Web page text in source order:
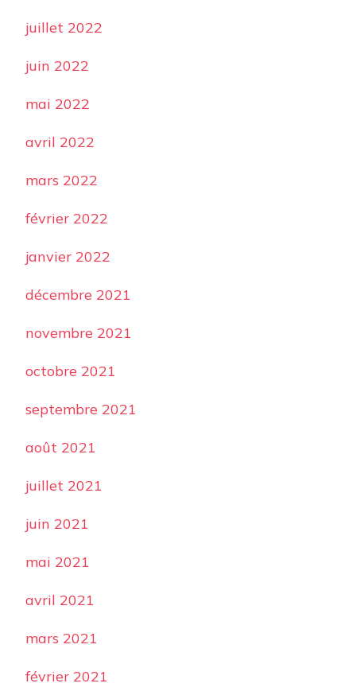
juillet 2022
juin 2022
mai 2022
avril 2022
mars 2022
février 2022
janvier 2022
décembre 2021
novembre 2021
octobre 2021
septembre 2021
août 2021
juillet 2021
juin 2021
mai 2021
avril 2021
mars 2021
février 2021